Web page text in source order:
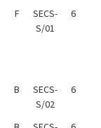
F
SECS-
S/01
6
B
SECS-
S/02
6